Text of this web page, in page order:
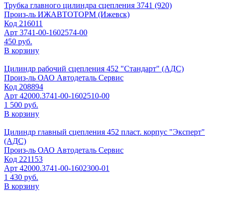
Трубка главного цилиндра сцепления 3741 (920)
Произ-ль ИЖАВТОТОРМ (Ижевск)
Код 216011
Арт 3741-00-1602574-00
450 руб.
В корзину
Цилиндр рабочий сцепления 452 "Стандарт" (АДС)
Произ-ль ОАО Автодеталь Сервис
Код 208894
Арт 42000.3741-00-1602510-00
1 500 руб.
В корзину
Цилиндр главный сцепления 452 пласт. корпус "Эксперт"
(АДС)
Произ-ль ОАО Автодеталь Сервис
Код 221153
Арт 42000.3741-00-1602300-01
1 430 руб.
В корзину